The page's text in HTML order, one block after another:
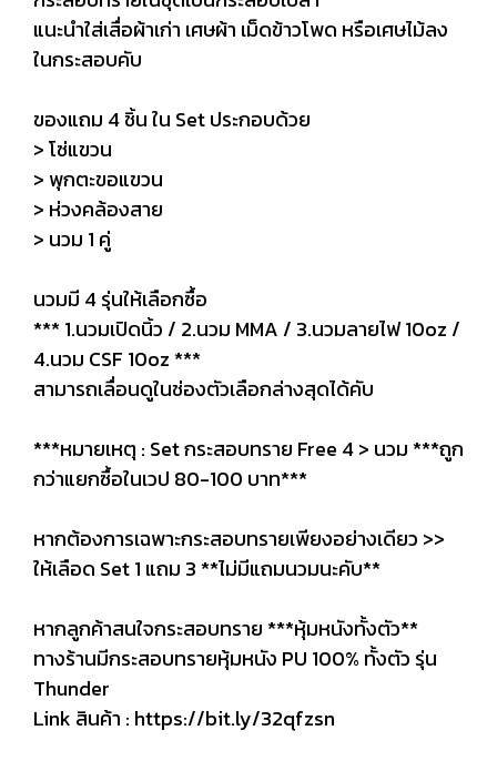
แนะนำใส่เสื่อผ้าเก่า เศษผ้า เม็ดข้าวโพด หรือเศษไม้ลง
ในกระสอบคับ
ของแถม 4 ชิ้น ใน Set ประกอบด้วย
> โซ่แขวน
> พุกตะขอแขวน
> ห่วงคล้องสาย
> นวม 1 คู่
นวมมี 4 รุ่นให้เลือกซื้อ
*** 1.นวมเปิดนิ้ว / 2.นวม MMA / 3.นวมลายไฟ 10oz /
4.นวม CSF 10oz ***
สามารถเลื่อนดูในช่องตัวเลือกล่างสุดได้คับ
***หมายเหตุ : Set กระสอบทราย Free 4 > นวม ***ถูก
กว่าแยกซื้อในเวป 80-100 บาท***
หากต้องการเฉพาะกระสอบทรายเพียงอย่างเดียว >>
ให้เลือด Set 1 แถม 3 **ไม่มีแถมนวมนะคับ**
หากลูกค้าสนใจกระสอบทราย ***หุ้มหนังทั้งตัว**
ทางร้านมีกระสอบทรายหุ้มหนัง PU 100% ทั้งตัว รุ่น
Thunder
Link สินค้า : https://bit.ly/32qfzsn